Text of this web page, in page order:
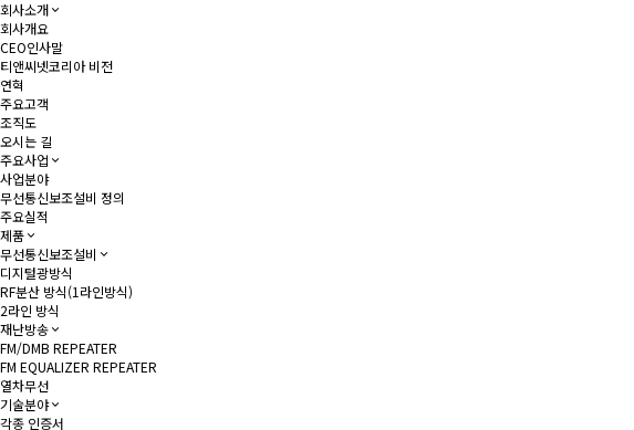
회사소개
회사개요
CEO인사말
티앤씨넷코리아 비전
연혁
주요고객
조직도
오시는 길
주요사업
사업분야
무선통신보조설비 정의
주요실적
제품
무선통신보조설비
디지털광방식
RF분산 방식(1라인방식)
2라인 방식
재난방송
FM/DMB REPEATER
FM EQUALIZER REPEATER
열차무선
기술분야
각종 인증서